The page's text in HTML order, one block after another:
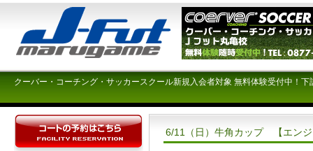
クーバー・コーチング・サッカースクール新規入会者対象 無料体験受付中！
6/11（日）牛角カップ 【エン